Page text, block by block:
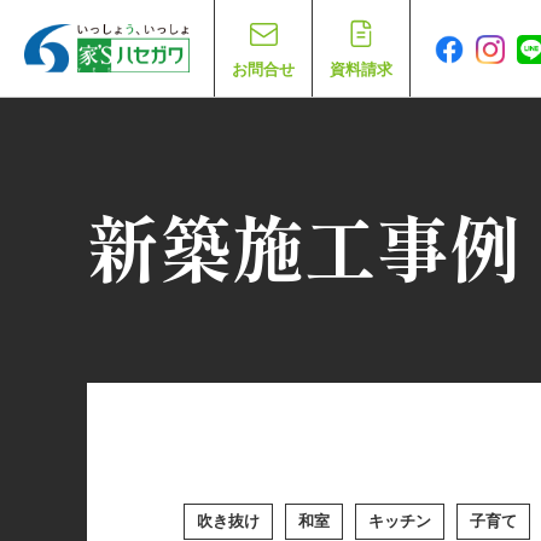
お問合せ 資料請求
新築施工事例
吹き抜け 和室 キッチン 子育て